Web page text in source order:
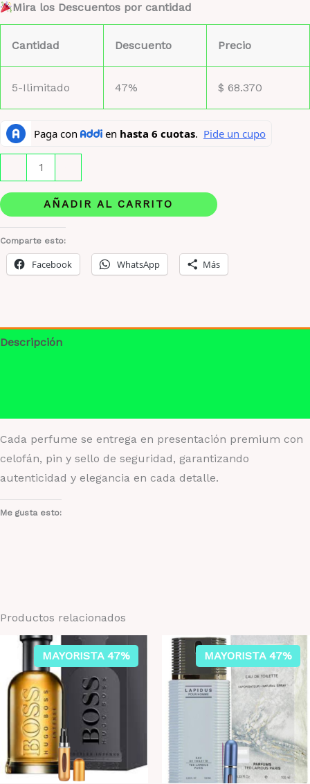
Mira los Descuentos por cantidad
Cantidad Descuento Precio
5-Ilimitado 47% $ 68.370
Odyssey
Mega
cantidadAÑADIR AL CARRITO
Comparte esto:
Facebook WhatsApp Más
Descripción
Cada perfume se entrega en presentación premium con
celofán, pin y sello de seguridad, garantizando
autenticidad y elegancia en cada detalle.
Me gusta esto:
Productos relacionados
MAYORISTA 47% MAYORISTA 47%